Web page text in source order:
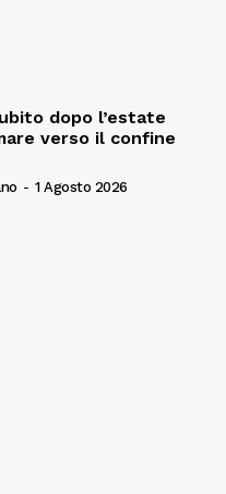
dopo l’estate
verso il confine
- 1 Agosto 2026